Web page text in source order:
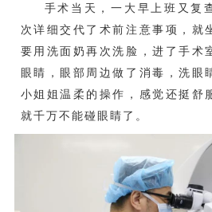
手术当天，一大早上班又复
次详细交代了术前注意事项，就
要用洗面奶再次洗脸，进了手术
眼睛，眼部周边做了消毒，洗眼
小姐姐温柔的操作，感觉还挺舒
就千万不能碰眼睛了。